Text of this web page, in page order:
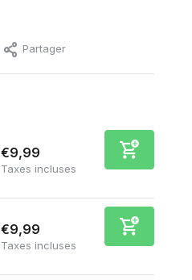
Partager
€9,99
Taxes incluses
€9,99
Taxes incluses